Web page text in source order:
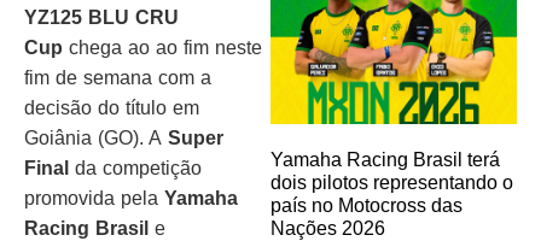
YZ125 BLU CRU
Cup chega ao ao fim neste
fim de semana com a
decisão do título em
Goiânia (GO). A Super
Final da competição
promovida pela Yamaha
Racing Brasil e
Yamaha Racing Brasil terá
dois pilotos representando o
país no Motocross das
Nações 2026